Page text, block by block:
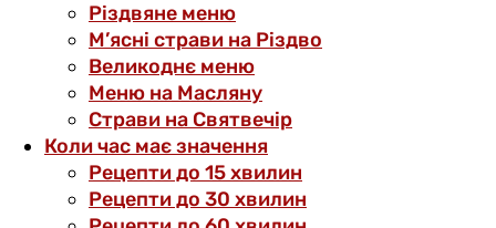
Різдвяне меню
М’ясні страви на Різдво
Великоднє меню
Меню на Масляну
Страви на Святвечір
Коли час має значення
Рецепти до 15 хвилин
Рецепти до 30 хвилин